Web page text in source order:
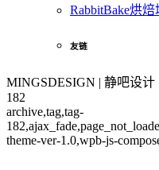
RabbitBake烘焙
友链
MINGSDESIGN | 静吧设计
182
archive,tag,tag-
theme-ver-1.0,wpb-js-